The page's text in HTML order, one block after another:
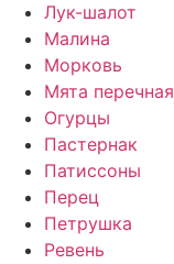
Лук-шалот
Малина
Морковь
Мята перечная
Огурцы
Пастернак
Патиссоны
Перец
Петрушка
Ревень